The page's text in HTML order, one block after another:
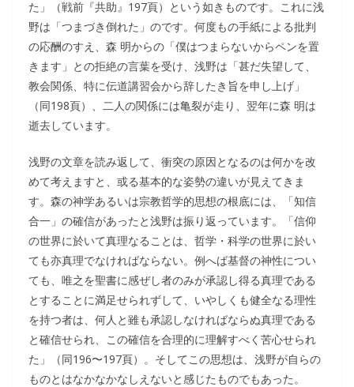
た」（戦前『共助』197頁）という如きものです。これに浅
野は「つまづき倒れた」のです。何度もの手紙による批判
の応酬のすえ、森 明からの「僕はつまらないからペンを置
きます」との拒絶の言葉を受け、浅野は「甚だ失望して、
教会関係、特に伝道講習会から辞したき旨を申し上げ」
（同198頁）、二人の関係には亀裂が走り、翌年に森 明は
逝去しています。
浅野の文章を読み返して、衝突の原因となるのは何かを改
めて考えますと、或る基本的な姿勢の違いが見えてきま
す。森の神学あるいは宗教哲学的思想の根底には、「知信
合一」の確信があったと浅野は振り返っています。「信仰
の世界に於いて真理なることは、哲学・科学の世界に於い
ても亦真理でなければならない。例へば基督の神性につい
ても、唯之を聖書に感ぜし者のみが承認し得る真理である
とすることに満足せられずして、いやしくも健全なる理性
を持つ者は、何人と雖も承認しなければならぬ真理である
と確信せられ、この確信を合理的に理解すべく苦心せられ
た」（同196〜197頁）。そしてこの思想は、浅野が自らの
ものとはなかなかなしえないと感じたものでもあった。